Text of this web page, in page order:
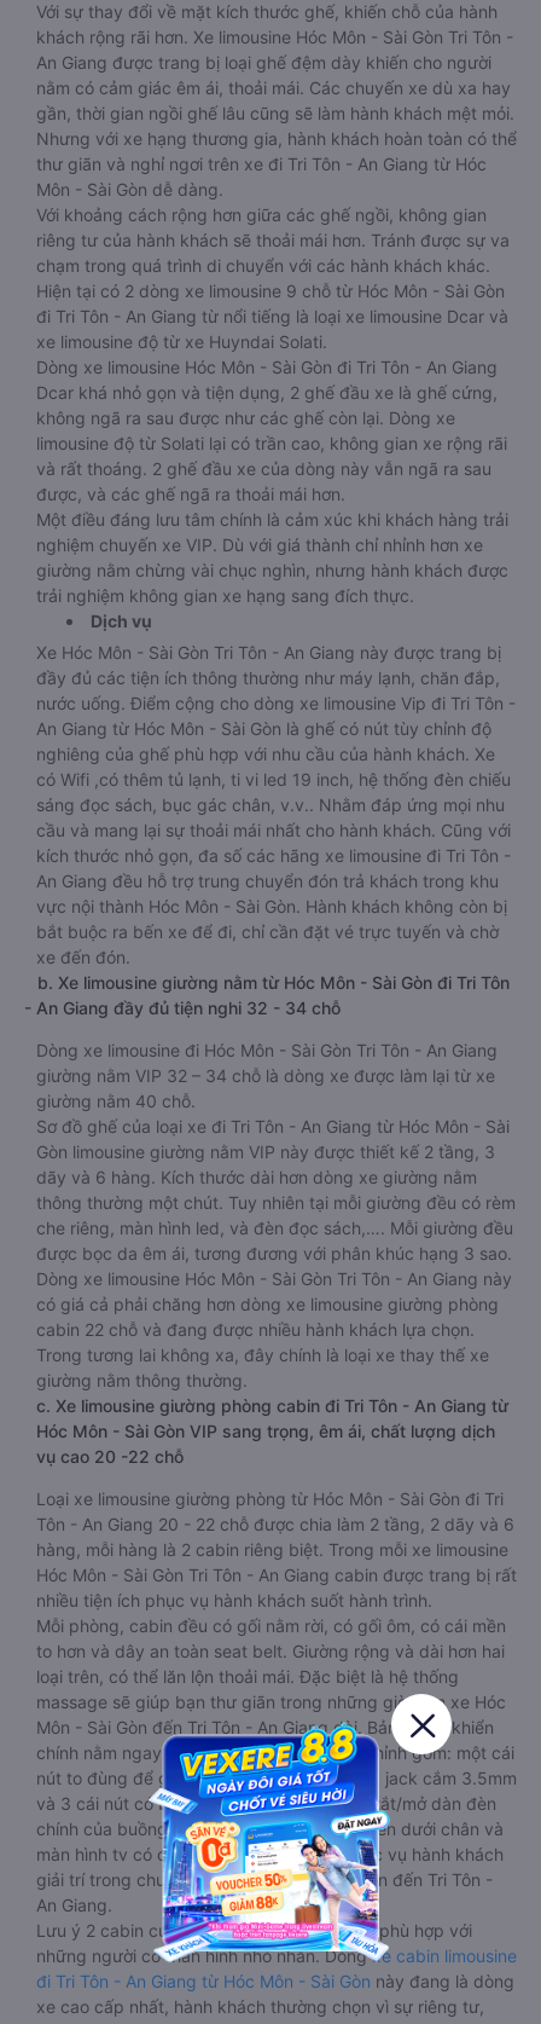
Với sự thay đổi về mặt kích thước ghế, khiến chỗ của hành
khách rộng rãi hơn. Xe limousine Hóc Môn - Sài Gòn Tri Tôn -
An Giang được trang bị loại ghế đệm dày khiến cho người
nằm có cảm giác êm ái, thoải mái. Các chuyến xe dù xa hay
gần, thời gian ngồi ghế lâu cũng sẽ làm hành khách mệt mỏi.
Nhưng với xe hạng thương gia, hành khách hoàn toàn có thể
thư giãn và nghỉ ngơi trên xe đi Tri Tôn - An Giang từ Hóc
Môn - Sài Gòn dễ dàng.
Với khoảng cách rộng hơn giữa các ghế ngồi, không gian
riêng tư của hành khách sẽ thoải mái hơn. Tránh được sự va
chạm trong quá trình di chuyển với các hành khách khác.
Hiện tại có 2 dòng xe limousine 9 chỗ từ Hóc Môn - Sài Gòn
đi Tri Tôn - An Giang từ nổi tiếng là loại xe limousine Dcar và
xe limousine độ từ xe Huyndai Solati.
Dòng xe limousine Hóc Môn - Sài Gòn đi Tri Tôn - An Giang
Dcar khá nhỏ gọn và tiện dụng, 2 ghế đầu xe là ghế cứng,
không ngã ra sau được như các ghế còn lại. Dòng xe
limousine độ từ Solati lại có trần cao, không gian xe rộng rãi
và rất thoáng. 2 ghế đầu xe của dòng này vẫn ngã ra sau
được, và các ghế ngã ra thoải mái hơn.
Một điều đáng lưu tâm chính là cảm xúc khi khách hàng trải
nghiệm chuyến xe VIP. Dù với giá thành chỉ nhỉnh hơn xe
giường nằm chừng vài chục nghìn, nhưng hành khách được
trải nghiệm không gian xe hạng sang đích thực.
Dịch vụ
Xe Hóc Môn - Sài Gòn Tri Tôn - An Giang này được trang bị
đầy đủ các tiện ích thông thường như máy lạnh, chăn đắp,
nước uống. Điểm cộng cho dòng xe limousine Vip đi Tri Tôn -
An Giang từ Hóc Môn - Sài Gòn là ghế có nút tùy chỉnh độ
nghiêng của ghế phù hợp với nhu cầu của hành khách. Xe
có Wifi ,có thêm tủ lạnh, ti vi led 19 inch, hệ thống đèn chiếu
sáng đọc sách, bục gác chân, v.v.. Nhằm đáp ứng mọi nhu
cầu và mang lại sự thoải mái nhất cho hành khách. Cũng với
kích thước nhỏ gọn, đa số các hãng xe limousine đi Tri Tôn -
An Giang đều hỗ trợ trung chuyển đón trả khách trong khu
vực nội thành Hóc Môn - Sài Gòn. Hành khách không còn bị
bắt buộc ra bến xe để đi, chỉ cần đặt vé trực tuyến và chờ
xe đến đón.
b. Xe limousine giường nằm từ Hóc Môn - Sài Gòn đi Tri Tôn
- An Giang đầy đủ tiện nghi 32 - 34 chỗ
Dòng xe limousine đi Hóc Môn - Sài Gòn Tri Tôn - An Giang
giường nằm VIP 32 – 34 chỗ là dòng xe được làm lại từ xe
giường nằm 40 chỗ.
Sơ đồ ghế của loại xe đi Tri Tôn - An Giang từ Hóc Môn - Sài
Gòn limousine giường nằm VIP này được thiết kế 2 tầng, 3
dãy và 6 hàng. Kích thước dài hơn dòng xe giường nằm
thông thường một chút. Tuy nhiên tại mỗi giường đều có rèm
che riêng, màn hình led, và đèn đọc sách,…. Mỗi giường đều
được bọc da êm ái, tương đương với phân khúc hạng 3 sao.
Dòng xe limousine Hóc Môn - Sài Gòn Tri Tôn - An Giang này
có giá cả phải chăng hơn dòng xe limousine giường phòng
cabin 22 chỗ và đang được nhiều hành khách lựa chọn.
Trong tương lai không xa, đây chính là loại xe thay thế xe
giường nằm thông thường.
c. Xe limousine giường phòng cabin đi Tri Tôn - An Giang từ
Hóc Môn - Sài Gòn VIP sang trọng, êm ái, chất lượng dịch
vụ cao 20 -22 chỗ
Loại xe limousine giường phòng từ Hóc Môn - Sài Gòn đi Tri
Tôn - An Giang 20 - 22 chỗ được chia làm 2 tầng, 2 dãy và 6
hàng, mỗi hàng là 2 cabin riêng biệt. Trong mỗi xe limousine
Hóc Môn - Sài Gòn Tri Tôn - An Giang cabin được trang bị rất
nhiều tiện ích phục vụ hành khách suốt hành trình.
Mỗi phòng, cabin đều có gối nằm rời, có gối ôm, có cái mền
to hơn và dây an toàn seat belt. Giường rộng và dài hơn hai
loại trên, có thể lăn lộn thoải mái. Đặc biệt là hệ thống
massage sẽ giúp bạn thư giãn trong những giờ nằm xe Hóc
Môn - Sài Gòn đến Tri Tôn - An Giang dài. Bảng điều khiển
chính nằm ngay cạnh đầu để tiện tay tuỳ chỉnh gồm: một cái
nút to đùng để gọi tiếp viên, 2 cổng USB , 1 jack cắm 3.5mm
và 3 cái nút có biểu tượng nguồn dùng để tắt/mở dàn đèn
chính của buồng nằm chạy dọc trên đầu, đèn dưới chân và
màn hình tv có đầy đủ phim chuẩn HD phục vụ hành khách
giải trí trong chuyến đi từ Hóc Môn - Sài Gòn đến Tri Tôn -
An Giang.
Lưu ý 2 cabin cuối thường thiết kế nhỏ hơn phù hợp với
những người có thân hình nhỏ nhắn. Dòngxe cabin limousine
đi Tri Tôn - An Giang từ Hóc Môn - Sài Gòn này đang là dòng
xe cao cấp nhất, hành khách thường chọn vì sự riêng tư,